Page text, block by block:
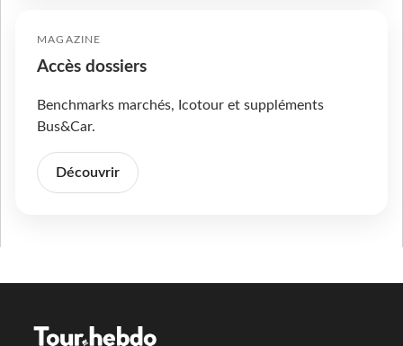
MAGAZINE
Accès dossiers
Benchmarks marchés, Icotour et suppléments
Bus&Car.
Découvrir